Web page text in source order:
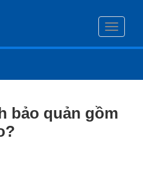
Toggle
bảo quản gồm